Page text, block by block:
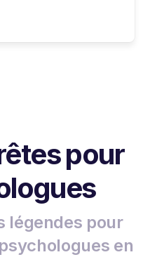
pour
légendes pour
en